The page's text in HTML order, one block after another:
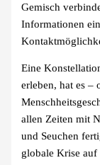
Gemisch
Informationen
Eine
erleben, hat es –
allen Zeiten mit
und Seuchen
globale Krise